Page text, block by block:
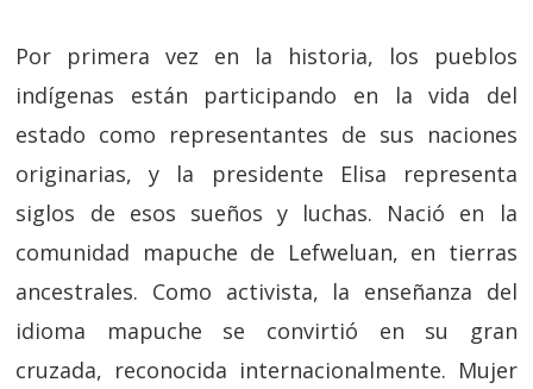
Por primera vez en la historia, los pueblos
indígenas están participando en la vida del
estado como representantes de sus naciones
originarias, y la presidente Elisa representa
siglos de esos sueños y luchas. Nació en la
comunidad mapuche de Lefweluan, en tierras
ancestrales. Como activista, la enseñanza del
idioma mapuche se convirtió en su gran
cruzada, reconocida internacionalmente. Mujer